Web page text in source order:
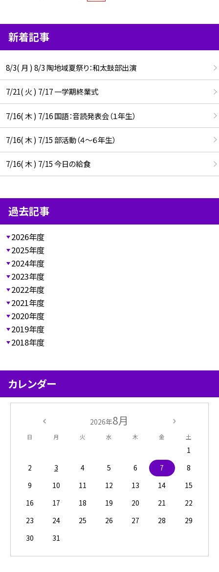
新着記事
8/3( 月 ) 8/3 陶地域夏祭り：和太鼓部出演
7/21( 火 ) 7/17 一学期終業式
7/16( 木 ) 7/16 国語：音読発表会（１年生）
7/16( 木 ) 7/15 部活動（４～６年生）
7/16( 木 ) 7/15 今日の給食
過去記事
2026年度
2025年度
2024年度
2023年度
2022年度
2021年度
2020年度
2019年度
2018年度
カレンダー
2026年8月
日 月 火 水 木 金 土
1
2
3 4 5 6 7
8
9
10 11 12 13 14
15
16
17 18 19 20 21
22
23
24 25 26 27 28
29
30
31